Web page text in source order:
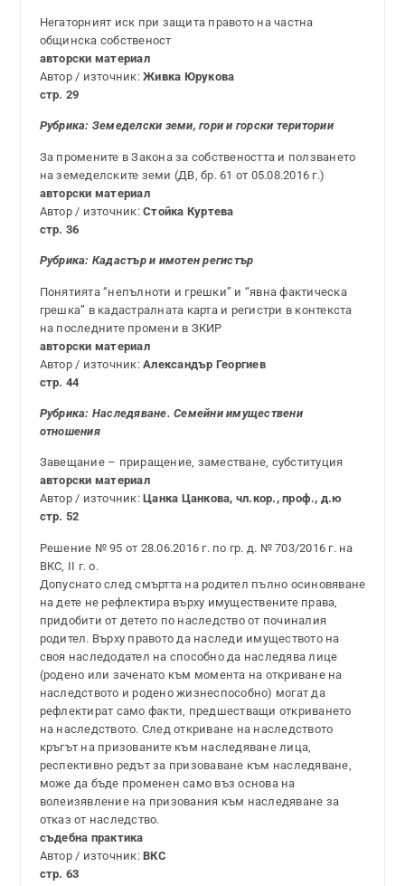
Негаторният иск при защита правото на частна
общинска собственост
авторски материал
Автор / източник:Живка Юрукова
стр. 29
Рубрика: Земеделски земи, гори и горски територии
За промените в Закона за собствеността и ползването
на земеделските земи (ДВ, бр. 61 от 05.08.2016 г.)
авторски материал
Автор / източник:Стойка Куртева
стр. 36
Рубрика: Кадастър и имотен регистър
Понятията “непълноти и грешки” и “явна фактическа
грешка” в кадастралната карта и регистри в контекста
на последните промени в ЗКИР
авторски материал
Автор / източник:Александър Георгиев
стр. 44
Рубрика: Наследяване. Семейни имуществени
отношения
Завещание – приращение, заместване, субституция
авторски материал
Автор / източник:Цанка Цанкова, чл.кор., проф., д.ю
стр. 52
Решение № 95 от 28.06.2016 г. по гр. д. № 703/2016 г. на
ВКС, ІІ г. о.
Допуснато след смъртта на родител пълно осиновяване
на дете не рефлектира върху имуществените права,
придобити от детето по наследство от починалия
родител. Върху правото да наследи имуществото на
своя наследодател на способно да наследява лице
(родено или заченато към момента на откриване на
наследството и родено жизнеспособно) могат да
рефлектират само факти, предшестващи откриването
на наследството. След откриване на наследството
кръгът на призованите към наследяване лица,
респективно редът за призоваване към наследяване,
може да бъде променен само въз основа на
волеизявление на призования към наследяване за
отказ от наследство.
съдебна практика
Автор / източник:ВКС
стр. 63